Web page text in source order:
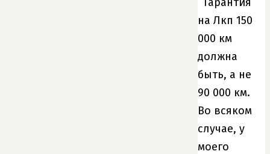
на Лкп 150
000 км
должна
быть, а не
90 000 км.
Во всяком
случае, у
моего